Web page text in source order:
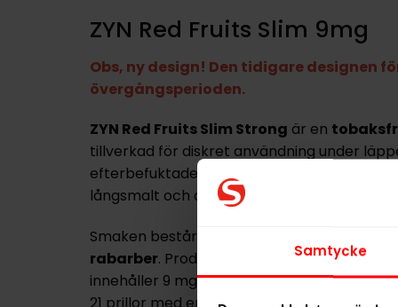
Samtycke
ZYN Red Fruits Slim 9mg
Obs, ny design! Den tidigare designen
övergångsperioden.
ZYN Red Fruits Slim Strong är en
tillverkad för diskret användning under
efterbefuktade för att ge en jämn
långsmalt och designat för en
Smaken består av en kombination av
rabarber. Produkten har styrka 3 och
innehåller 9 mg nikotin, vilket motsvarar en